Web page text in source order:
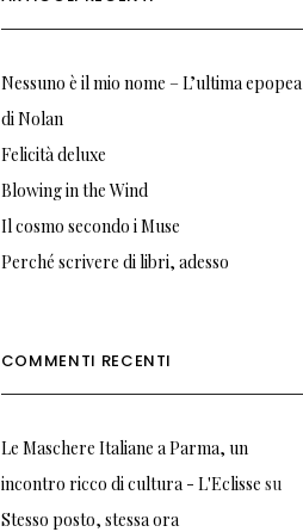
Nessuno è il mio nome – L’ultima epopea
di Nolan
Felicità deluxe
Blowing in the Wind
Il cosmo secondo i Muse
Perché scrivere di libri, adesso
COMMENTI RECENTI
Le Maschere Italiane a Parma, un
incontro ricco di cultura - L'Eclisse su
Stesso posto, stessa ora